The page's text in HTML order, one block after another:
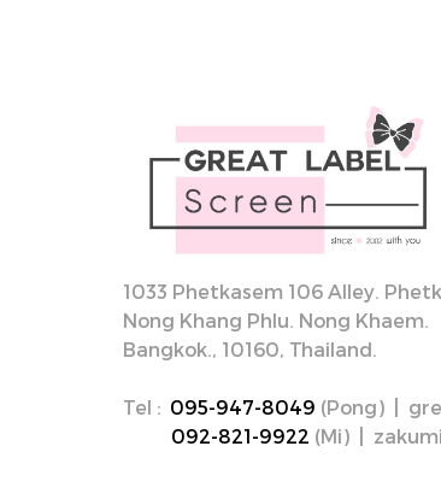
1033 Phetkasem 106 Alley.
Nong Khang Phlu. Nong Khaem.
Bangkok., 10160, Thailand.
Tel : 095-947-8049 (Pong) |
092-821-9922 (Mi) |